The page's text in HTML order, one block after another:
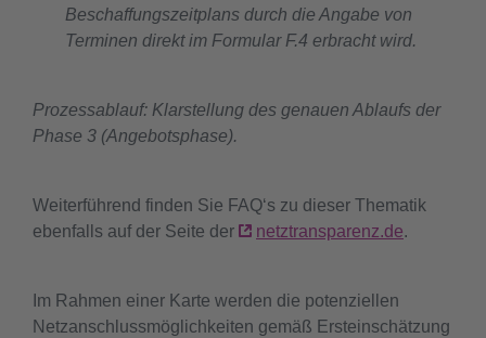
Beschaffungszeitplans durch die Angabe von
Terminen direkt im Formular F.4 erbracht wird.
Prozessablauf: Klarstellung des genauen Ablaufs der
Phase 3 (Angebotsphase).
Weiterführend finden Sie FAQ‘s zu dieser Thematik
ebenfalls auf der Seite der
netztransparenz.de.
Im Rahmen einer Karte werden die potenziellen
Netzanschlussmöglichkeiten gemäß Ersteinschätzung